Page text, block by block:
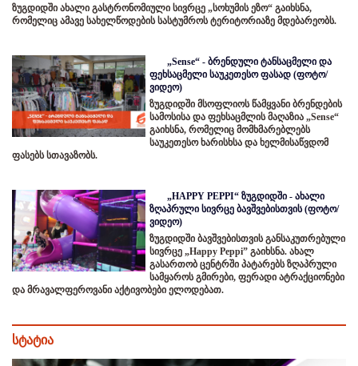
ზუგდიდში ახალი გასტრონომიული სივრცე „სოხუმის ეზო“ გაიხსნა,
რომელიც ამავე სახელწოდების სასტუმროს ტერიტორიაზე მდებარეობს.
„Sense“ - ბრენდული ტანსაცმელი და
ფეხსაცმელი საუკეთესო ფასად (ფოტო/
ვიდეო)
ზუგდიდში მსოფლიოს წამყვანი ბრენდების
სამოსისა და ფეხსაცმლის მაღაზია „Sense“
გაიხსნა, რომელიც მომხმარებლებს
საუკეთესო ხარისხსა და ხელმისაწვდომ
ფასებს სთავაზობს.
„HAPPY PEPPI“ ზუგდიდში - ახალი
ზღაპრული სივრცე ბავშვებისთვის (ფოტო/
ვიდეო)
ზუგდიდში ბავშვებისთვის განსაკუთრებული
სივრცე „Happy Peppi” გაიხსნა. ახალ
გასართობ ცენტრში პატარებს ზღაპრული
სამყაროს გმირები, ფერადი ატრაქციონები
და მრავალფეროვანი აქტივობები ელოდებათ.
სტატია